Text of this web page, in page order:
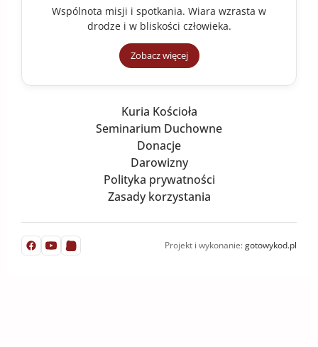
Wspólnota misji i spotkania. Wiara wzrasta w
drodze i w bliskości człowieka.
Zobacz więcej
Kuria Kościoła
Seminarium Duchowne
Donacje
Darowizny
Polityka prywatności
Zasady korzystania
Projekt i wykonanie:gotowykod.pl